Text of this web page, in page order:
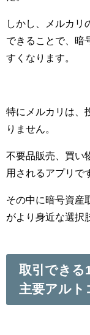
しかし、メルカリ
できることで、暗
すくなります。
特にメルカリは、
りません。
不要品販売、買い
用されるアプリで
その中に暗号資産
がより身近な選択
取引できる
主要アルト